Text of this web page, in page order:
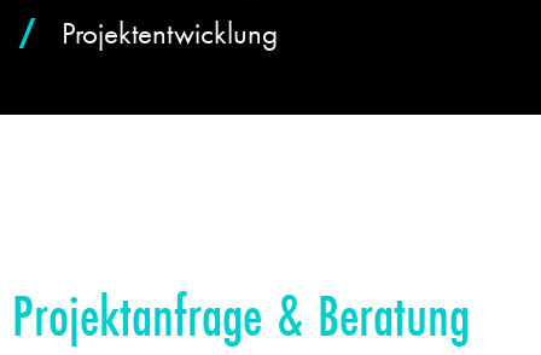
Projektentwicklung
Projektanfrage & Beratung